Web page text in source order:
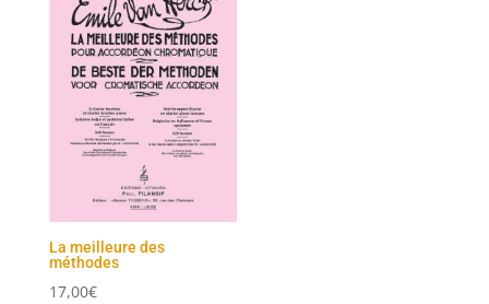
La meilleure des
méthodes
17,00€